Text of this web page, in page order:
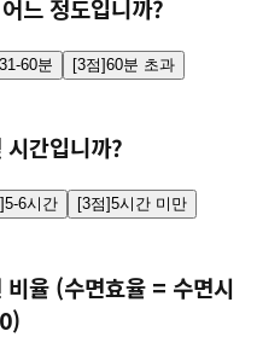
느 정도입니까?
31-60분 [3점]60분 초과
간입니까?
5-6시간 [3점]5시간 미만
율 (수면효율 = 수면시